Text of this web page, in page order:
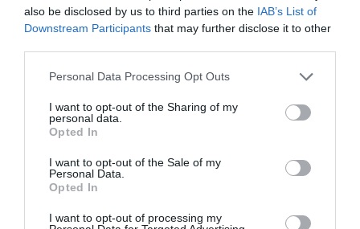
also be disclosed by us to third parties on the IAB’s List of
Downstream Participants that may further disclose it to other
Personal Data Processing Opt Outs
I want to opt-out of the Sharing of my
personal data.
Opted In
I want to opt-out of the Sale of my
Personal Data.
Opted In
I want to opt-out of processing my